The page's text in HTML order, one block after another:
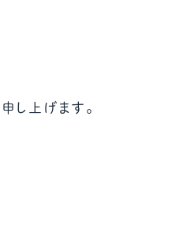
し上げます。